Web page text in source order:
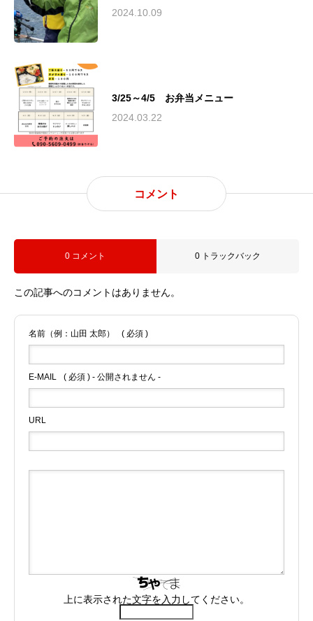
2024.10.09
3/25～4/5 お弁当メニュー
2024.03.22
コメント
0 コメント 0 トラックバック
この記事へのコメントはありません。
名前（例：山田 太郎） ( 必須 )
E-MAIL ( 必須 ) - 公開されません -
URL
上に表示された文字を入力してください。